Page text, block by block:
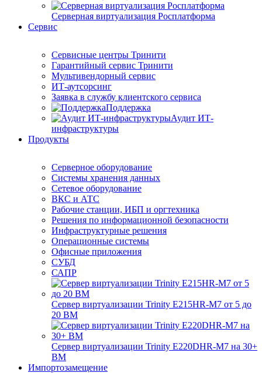
Серверная виртуализация Росплатформа
Сервис
Сервисные центры Тринити
Гарантийный сервис Тринити
Мультивендорный сервис
ИТ-аутсорсинг
Заявка в службу клиентского сервиса
Поддержка
Аудит ИТ-
инфраструктуры
Продукты
Серверное оборудование
Системы хранения данных
Сетевое оборудование
ВКС и АТС
Рабочие станции, ИБП и оргтехника
Решения по информационной безопасности
Инфраструктурные решения
Операционные системы
Офисные приложения
СУБД
САПР
Сервер виртуализации Trinity E215HR-M7 от 5 до
20 ВМ
Сервер виртуализации Trinity E220DHR-M7 на 30+
ВМ
Импортозамещение